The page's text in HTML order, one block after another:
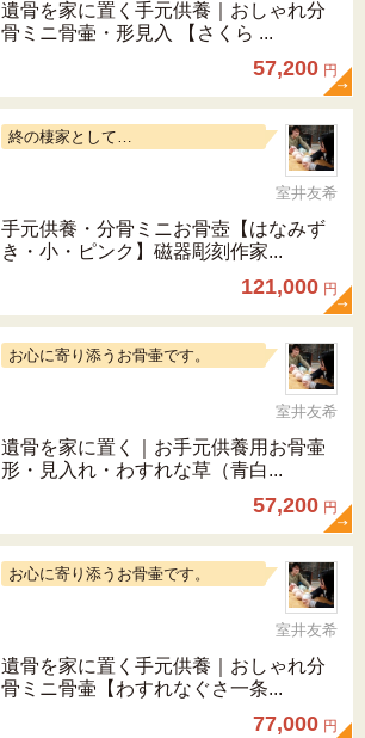
遺骨を家に置く手元供養｜おしゃれ分
骨ミニ骨壷・形見入 【さくら ...
57,200 円
終の棲家として…
室井友希
手元供養・分骨ミニお骨壺【はなみず
き・小・ピンク】磁器彫刻作家...
121,000 円
お心に寄り添うお骨壷です。
室井友希
遺骨を家に置く｜お手元供養用お骨壷
形・見入れ・わすれな草（青白...
57,200 円
お心に寄り添うお骨壷です。
室井友希
遺骨を家に置く手元供養｜おしゃれ分
骨ミニ骨壷【わすれなぐさ一条...
77,000 円